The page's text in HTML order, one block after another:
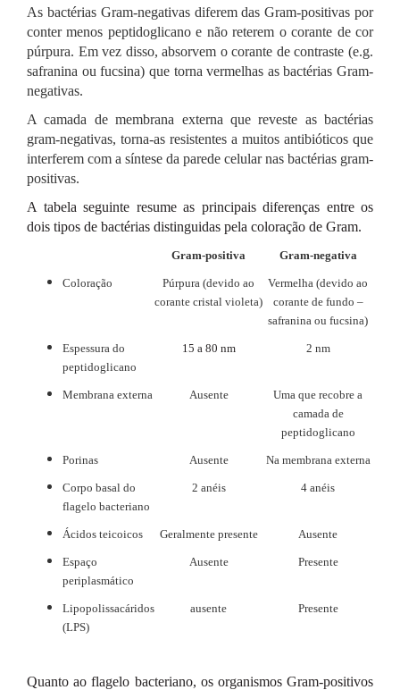
As bactérias Gram-negativas diferem das Gram-positivas por
conter menos peptidoglicano e não reterem o corante de cor
púrpura. Em vez disso, absorvem o corante de contraste (e.g.
safranina ou fucsina) que torna vermelhas as bactérias Gram-
negativas.
A camada de membrana externa que reveste as bactérias
gram-negativas, torna-as resistentes a muitos antibióticos que
interferem com a síntese da parede celular nas bactérias gram-
positivas.
A tabela seguinte resume as principais diferenças entre os
dois tipos de bactérias distinguidas pela coloração de Gram.
Gram-positiva Gram-negativa
Coloração
Púrpura (devido ao
corante cristal violeta)
Vermelha (devido ao
corante de fundo –
safranina ou fucsina)
Espessura do
peptidoglicano
15 a 80 nm 2 nm
Membrana externa Ausente
Uma que recobre a
camada de
peptidoglicano
Porinas Ausente Na membrana externa
Corpo basal do
flagelo bacteriano
2 anéis 4 anéis
Ácidos teicoicos Geralmente presente Ausente
Espaço
periplasmático
Ausente Presente
Lipopolissacáridos
(LPS)
ausente Presente
Quanto ao flagelo bacteriano, os organismos Gram-positivos